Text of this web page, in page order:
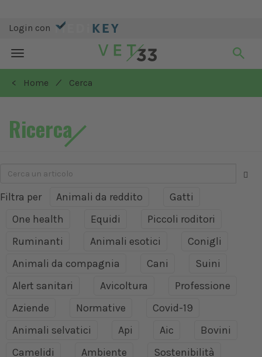
Login con
Toggle
navigation
< Home
/ Cerca
Ricerca
Filtra per Animali da reddito
Gatti
One health
Equidi
Piccoli roditori
Ruminanti
Animali esotici
Conigli
Animali da compagnia
Cani
Suini
Alert sanitari
Avicoltura
Professione
Aziende
Normative
Covid-19
Animali selvatici
Api Aic
Bovini
Camelidi
Ambiente
Sostenibilità